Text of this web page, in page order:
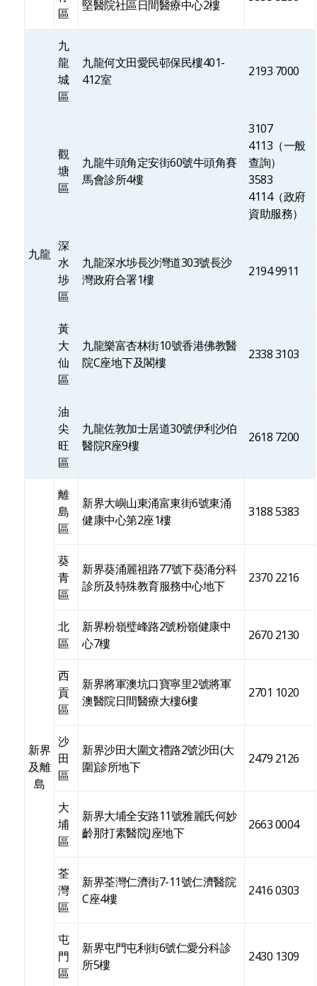
區
堅醫院社區日間醫療中心2樓
九龍
九
龍
城
區
九龍何文田愛民邨保民樓401-
412室
2193 7000
觀
塘
區
九龍牛頭角定安街60號牛頭角賽
馬會診所4樓
3107
4113（一般
查詢）
3583
4114（政府
資助服務）
深
水
埗
區
九龍深水埗長沙灣道303號長沙
灣政府合署1樓
2194 9911
黃
大
仙
區
九龍樂富杏林街10號香港佛教醫
院C座地下及閣樓
2338 3103
油
尖
旺
區
九龍佐敦加士居道30號伊利沙伯
醫院R座9樓
2618 7200
新界
及離
島
離
島
區
新界大嶼山東涌富東街6號東涌
健康中心第2座1樓
3188 5383
葵
青
區
新界葵涌麗祖路77號下葵涌分科
診所及特殊教育服務中心地下
2370 2216
北
區
新界粉嶺璧峰路2號粉嶺健康中
心7樓
2670 2130
西
貢
區
新界將軍澳坑口寶寧里2號將軍
澳醫院日間醫療大樓6樓
2701 1020
沙
田
區
新界沙田大圍文禮路2號沙田(大
圍)診所地下
2479 2126
大
埔
區
新界大埔全安路11號雅麗氏何妙
齡那打素醫院J座地下
2663 0004
荃
灣
區
新界荃灣仁濟街7-11號仁濟醫院
C座4樓
2416 0303
屯
門
區
新界屯門屯利街6號仁愛分科診
所5樓
2430 1309